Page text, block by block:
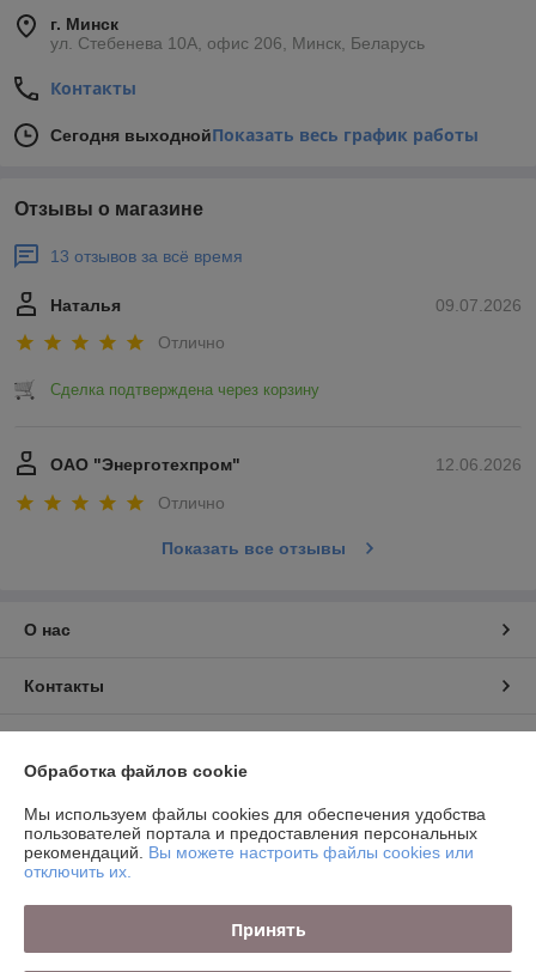
г. Минск
ул. Стебенева 10А, офис 206, Минск, Беларусь
Контакты
Сегодня выходнойПоказать весь график работы
Отзывы о магазине
13 отзывов за всё время
09.07.2026
Наталья
Отлично
Сделка подтверждена через корзину
12.06.2026
ОАО "Энерготехпром"
Отлично
Показать все отзывы
О нас
Контакты
Полная версия сайта
Политика обработки cookies
Сайт создан на платформе Deal.by
Обработка файлов cookie
Мы используем файлы cookies для обеспечения удобства
пользователей портала и предоставления персональных
рекомендаций. Вы можете настроить файлы cookies или
отключить их.
Принять